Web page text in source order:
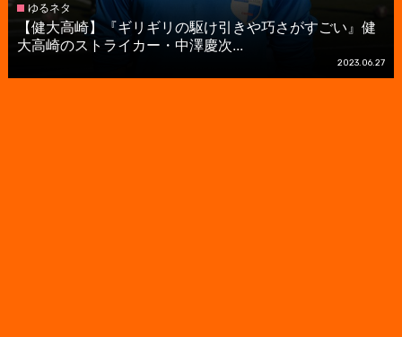
ゆるネタ
【健大高崎】『ギリギリの駆け引きや巧さがすごい』健
大高崎のストライカー・中澤慶次...
2023.06.27